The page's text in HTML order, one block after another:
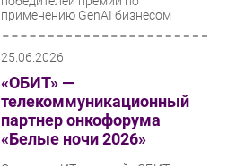
применению GenAI бизнесом
25.06.2026
«ОБИТ» —
телекоммуникационный
партнер онкофорума
«Белые ночи 2026»